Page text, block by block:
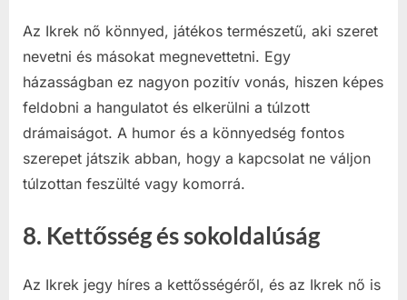
Az Ikrek nő könnyed, játékos természetű, aki szeret
nevetni és másokat megnevettetni. Egy
házasságban ez nagyon pozitív vonás, hiszen képes
feldobni a hangulatot és elkerülni a túlzott
drámaiságot. A humor és a könnyedség fontos
szerepet játszik abban, hogy a kapcsolat ne váljon
túlzottan feszülté vagy komorrá.
8. Kettősség és sokoldalúság
Az Ikrek jegy híres a kettősségéről, és az Ikrek nő is